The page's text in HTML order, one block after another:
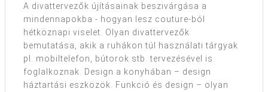
A divattervezők újításainak beszivárgása a
mindennapokba - hogyan lesz couture-ból
hétköznapi viselet. Olyan divattervezők
bemutatása, akik a ruhákon túl használati tárgyak
pl. mobiltelefon, bútorok stb. tervezésével is
foglalkoznak. Design a konyhában – design
háztartási eszközök. Funkció és design – olyan